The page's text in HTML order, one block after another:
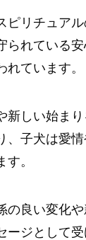
ピリチュア
られている
れています。
新しい始ま
、子犬は愛
。
の良い変化
ージとして